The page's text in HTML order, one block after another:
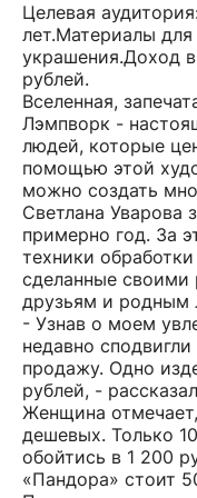
Целевая
лет.Материалы
украшения.Доход
рублей.
Вселенная,
Лэмпворк -
людей, которые
помощью этой
можно создать
Светлана Уварова
примерно год. За
техники
сделанные
друзьям и родным
- Узнав о моем
недавно
продажу. Одно
рублей, -
Женщина
дешевых. Только
обойтись в 1 200
«Пандора» стоит